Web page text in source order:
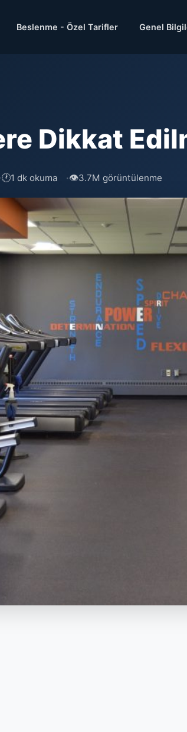
Beslenme - Özel Tarifler Genel
Dikkat
🕐1 dk okuma 👁3.7M görüntülenme